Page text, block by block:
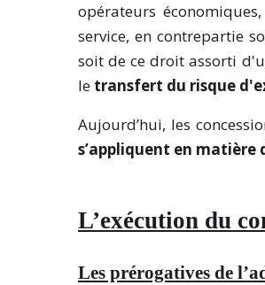
opérateurs
service, en contrepartie
soit de ce droit assorti
le transfert du risque
Aujourd’hui, les
s’appliquent en matière
L’exécution du
Les prérogatives de